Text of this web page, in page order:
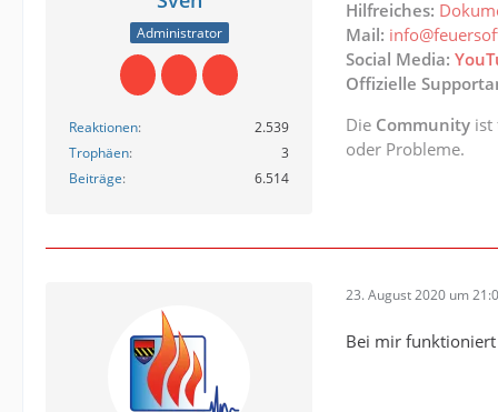
Administrator
Reaktionen
2.539
Trophäen
3
Beiträge
6.514
Hilfreiches:
Mail:
Social Media:
Offizielle
Die Community ist
oder Probleme.
23. August 2020 um
Bei mir funktioniert